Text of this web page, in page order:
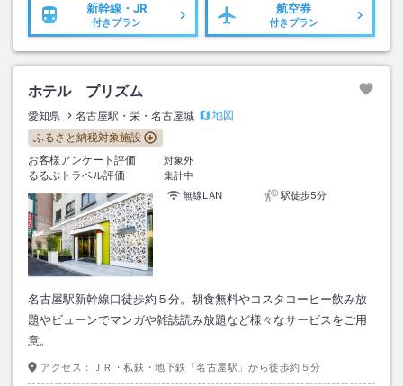
新幹線・JR
付きプラン
航空券
付きプラン
ホテル プリズム
愛知県 名古屋駅・栄・名古屋城
地図
ふるさと納税対象施設
お客様アンケート評価
対象外
るるぶトラベル評価
集計中
無線LAN
駅徒歩5分
名古屋駅新幹線口徒歩約５分。朝食無料やコスタコーヒー飲み放
題やビューンでマンガや雑誌読み放題など様々なサービスをご用
意。
アクセス： ＪＲ・私鉄・地下鉄「名古屋駅」から徒歩約５分